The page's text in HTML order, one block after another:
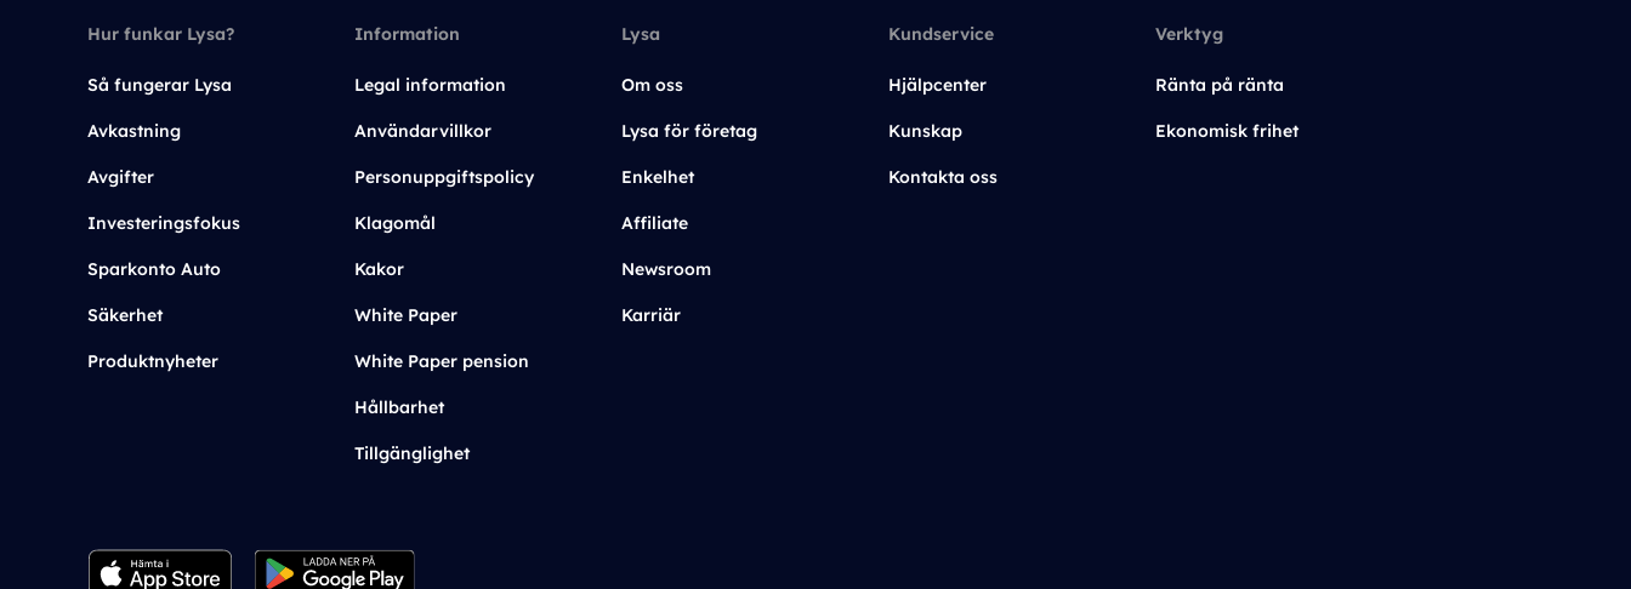
Hur funkar Lysa?
Så fungerar Lysa
Avkastning
Avgifter
Investeringsfokus
Sparkonto Auto
Säkerhet
Produktnyheter
Information
Legal information
Användarvillkor
Personuppgiftspolicy
Klagomål
Kakor
White Paper
White Paper pension
Hållbarhet
Tillgänglighet
Lysa
Om oss
Lysa för företag
Enkelhet
Affiliate
Newsroom
Karriär
Kundservice
Hjälpcenter
Kunskap
Kontakta oss
Verktyg
Ränta på ränta
Ekonomisk frihet